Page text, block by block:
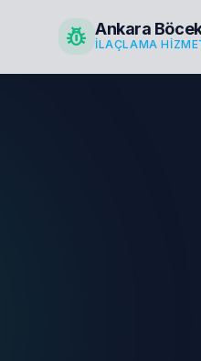
pest_control Ankara
İLAÇLAMA